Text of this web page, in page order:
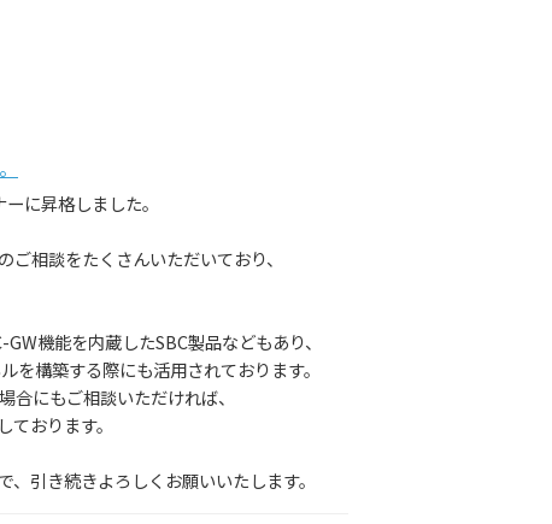
に昇格しました。
相談をたくさんいただいており、
機能を内蔵したSBC製品などもあり、
構築する際にも活用されております。
にもご相談いただければ、
おります。
引き続きよろしくお願いいたします。